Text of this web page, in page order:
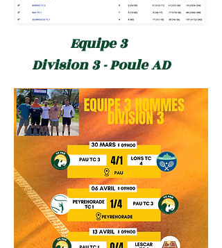
Equipe 3
Division 3 - Poule AD